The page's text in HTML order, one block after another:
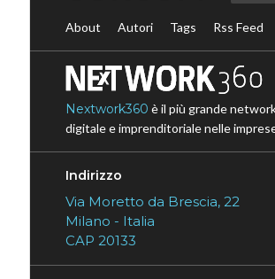
About Autori Tags Rss Feed
Nextwork360 è il più grande
digitale e imprenditoriale nelle
Indirizzo
Via Moretto da Brescia, 22
Milano - Italia
CAP 20133